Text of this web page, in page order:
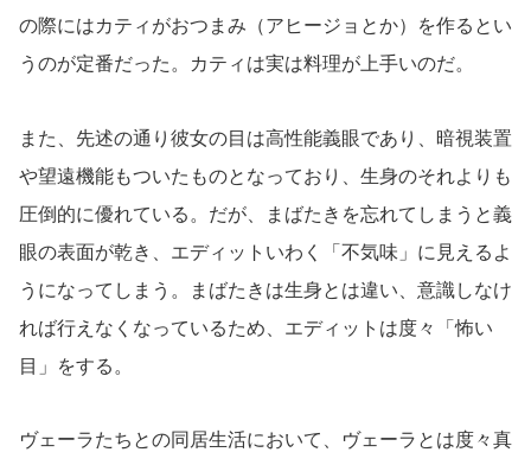
の際にはカティがおつまみ（アヒージョとか）を作るとい
うのが定番だった。カティは実は料理が上手いのだ。
また、先述の通り彼女の目は高性能義眼であり、暗視装置
や望遠機能もついたものとなっており、生身のそれよりも
圧倒的に優れている。だが、まばたきを忘れてしまうと義
眼の表面が乾き、エディットいわく「不気味」に見えるよ
うになってしまう。まばたきは生身とは違い、意識しなけ
れば行えなくなっているため、エディットは度々「怖い
目」をする。
ヴェーラたちとの同居生活において、ヴェーラとは度々真